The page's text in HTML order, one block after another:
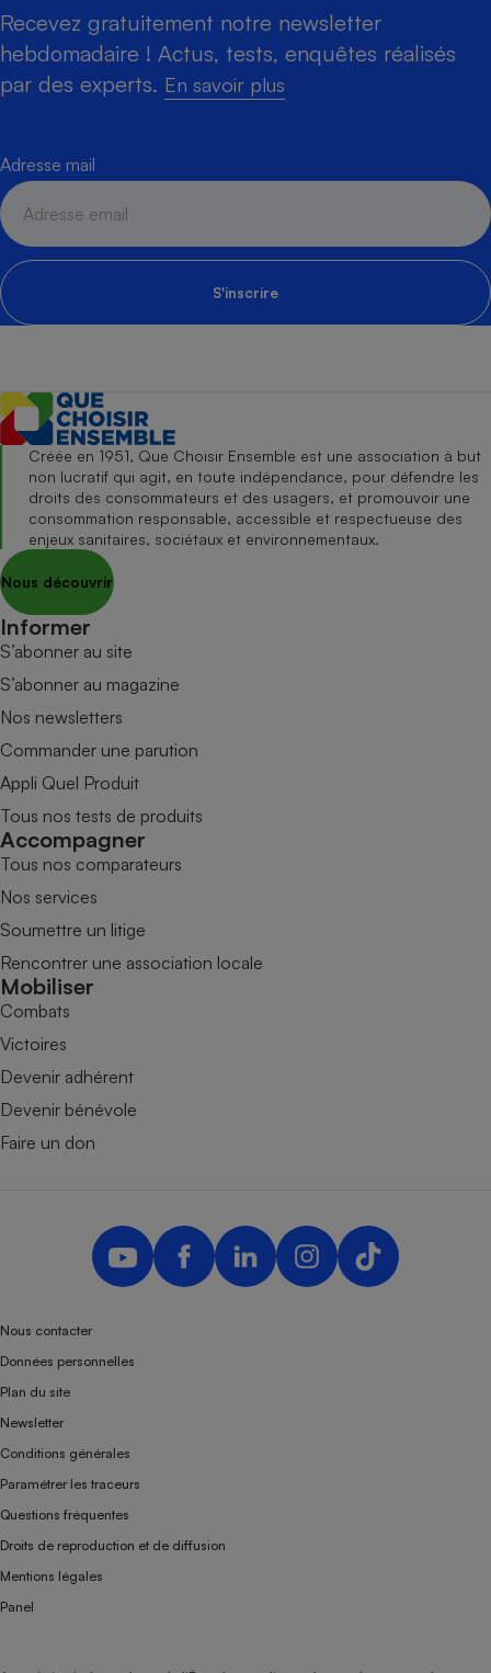
Recevez gratuitement notre newsletter
hebdomadaire ! Actus, tests, enquêtes réalisés
par des experts. En savoir plus
Adresse mail
S'inscrire
Créée en 1951, Que Choisir Ensemble est une association à but
non lucratif qui agit, en toute indépendance, pour défendre les
droits des consommateurs et des usagers, et promouvoir une
consommation responsable, accessible et respectueuse des
enjeux sanitaires, sociétaux et environnementaux.
Nous découvrir
Informer
S’abonner au site
S’abonner au magazine
Nos newsletters
Commander une parution
Appli Quel Produit
Tous nos tests de produits
Accompagner
Tous nos comparateurs
Nos services
Soumettre un litige
Rencontrer une association locale
Mobiliser
Combats
Victoires
Devenir adhérent
Devenir bénévole
Faire un don
Nous contacter
Données personnelles
Plan du site
Newsletter
Conditions générales
Paramétrer les traceurs
Questions fréquentes
Droits de reproduction et de diffusion
Mentions légales
Panel